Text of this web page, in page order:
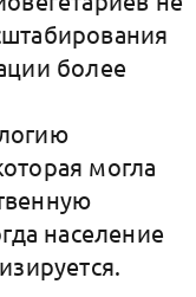
более
могла
население